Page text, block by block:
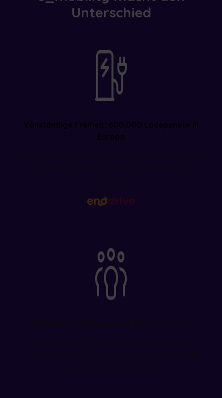
Unterschied
Vollständige Freiheit: 600.000 Ladepunkte in
Europa